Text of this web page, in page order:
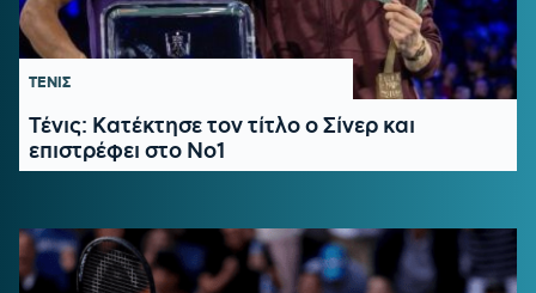
ΤΕΝΙΣ
Τένις: Κατέκτησε τον τίτλο ο Σίνερ και
επιστρέφει στο Νο1